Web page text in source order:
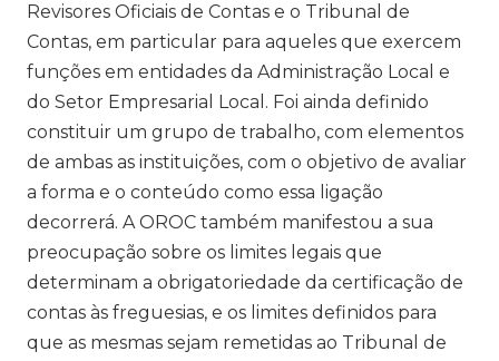
Revisores Oficiais de Contas e o Tribunal de
Contas, em particular para aqueles que exercem
funções em entidades da Administração Local e
do Setor Empresarial Local. Foi ainda definido
constituir um grupo de trabalho, com elementos
de ambas as instituições, com o objetivo de avaliar
a forma e o conteúdo como essa ligação
decorrerá. A OROC também manifestou a sua
preocupação sobre os limites legais que
determinam a obrigatoriedade da certificação de
contas às freguesias, e os limites definidos para
que as mesmas sejam remetidas ao Tribunal de